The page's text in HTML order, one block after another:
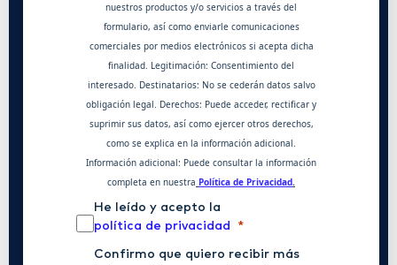
nuestros productos y/o servicios a través del
formulario, así como enviarle comunicaciones
comerciales por medios electrónicos si acepta dicha
finalidad. Legitimación: Consentimiento del
interesado. Destinatarios: No se cederán datos salvo
obligación legal. Derechos: Puede acceder, rectificar y
suprimir sus datos, así como ejercer otros derechos,
como se explica en la información adicional.
Información adicional: Puede consultar la información
completa en nuestra Política de Privacidad.
He leído y acepto la
política de privacidad
Confirmo que quiero recibir más